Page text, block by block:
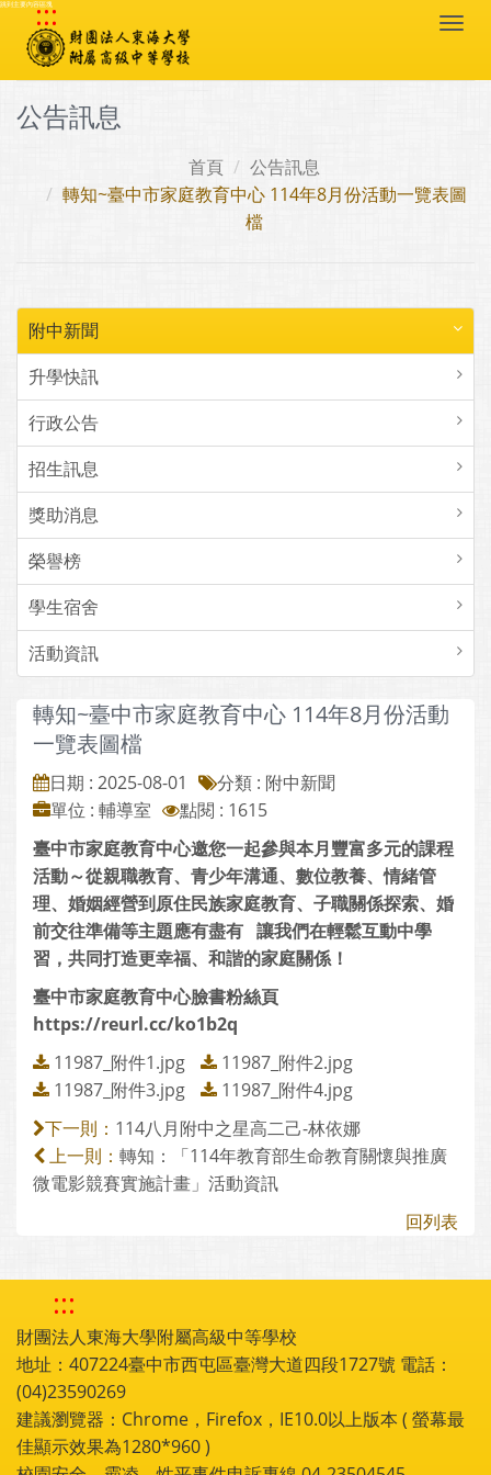
跳到主要內容區塊
:::
公告訊息
首頁
公告訊息
轉知~臺中市家庭教育中心 114年8月份活動一覽表圖
檔
附中新聞
升學快訊
行政公告
招生訊息
獎助消息
榮譽榜
學生宿舍
活動資訊
轉知~臺中市家庭教育中心 114年8月份活動
一覽表圖檔
日期 : 2025-08-01
分類 : 附中新聞
單位 : 輔導室
點閱 : 1615
臺中市家庭教育中心邀您一起參與本月豐富多元的課程
活動～從親職教育、青少年溝通、數位教養、情緒管
理、婚姻經營到原住民族家庭教育、子職關係探索、婚
前交往準備等主題應有盡有 讓我們在輕鬆互動中學
習，共同打造更幸福、和諧的家庭關係！
臺中市家庭教育中心臉書粉絲頁
https://reurl.cc/ko1b2q
11987_附件1.jpg
11987_附件2.jpg
11987_附件3.jpg
11987_附件4.jpg
下一則： 114八月附中之星高二己-林依娜
上一則： 轉知：「114年教育部生命教育關懷與推廣
微電影競賽實施計畫」活動資訊
回列表
:::
財團法人東海大學附屬高級中等學校
地址：407224臺中市西屯區臺灣大道四段1727號 電話：
(04)23590269
建議瀏覽器：Chrome，Firefox，IE10.0以上版本 ( 螢幕最
佳顯示效果為1280*960 )